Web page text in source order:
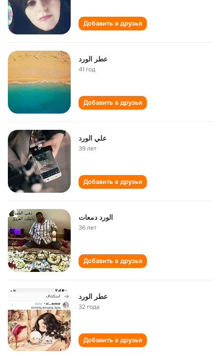
Добавить в друзья
عطر الورد
41 год
Добавить в друзья
علي الورد
39 лет
Добавить в друзья
الورد دمعات
36 лет
Добавить в друзья
عطر الورد
32 года
Добавить в друзья